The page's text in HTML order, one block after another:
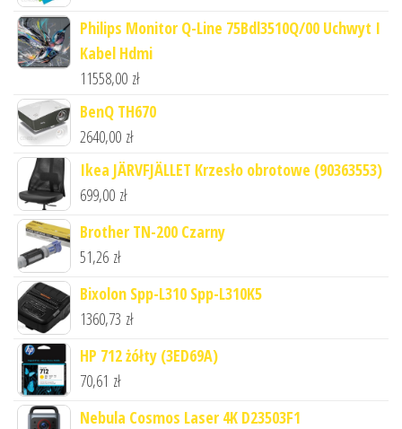
Philips Monitor Q-Line 75Bdl3510Q/00 Uchwyt I
Kabel Hdmi
11558,00 zł
BenQ TH670
2640,00 zł
Ikea JÄRVFJÄLLET Krzesło obrotowe (90363553)
699,00 zł
Brother TN-200 Czarny
51,26 zł
Bixolon Spp-L310 Spp-L310K5
1360,73 zł
HP 712 żółty (3ED69A)
70,61 zł
Nebula Cosmos Laser 4K D23503F1